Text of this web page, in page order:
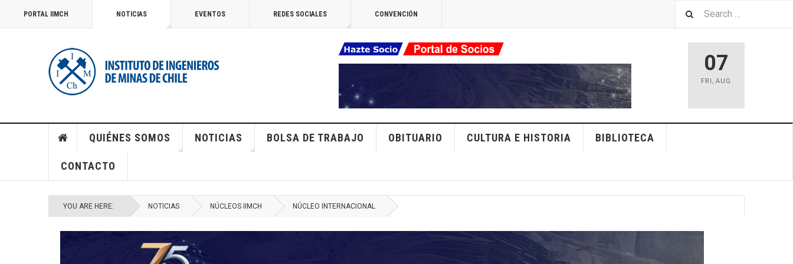
PORTAL IIMCH NOTICIAS EVENTOS REDES SOCIALES CONVENCIÓN
07
FRI ,AUG
QUIÉNES SOMOS NOTICIAS BOLSA DE TRABAJO OBITUARIO CULTURA E HISTORIA BIBLIOTECA
CONTACTO
YOU ARE HERE: NOTICIAS NÚCLEOS IIMCH NÚCLEO INTERNACIONAL